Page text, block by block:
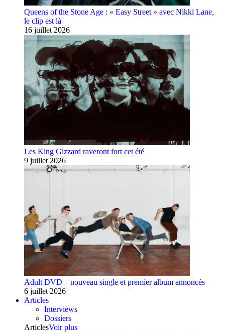
Queens of the Stone Age : « Easy Street » avec Nikki Lane,
le clip est là
16 juillet 2026
Les King Gizzard raveront fort cet été
9 juillet 2026
Adult DVD – nouveau single et premier album annoncés
6 juillet 2026
Articles
Interviews
Dossiers
ArticlesVoir plus